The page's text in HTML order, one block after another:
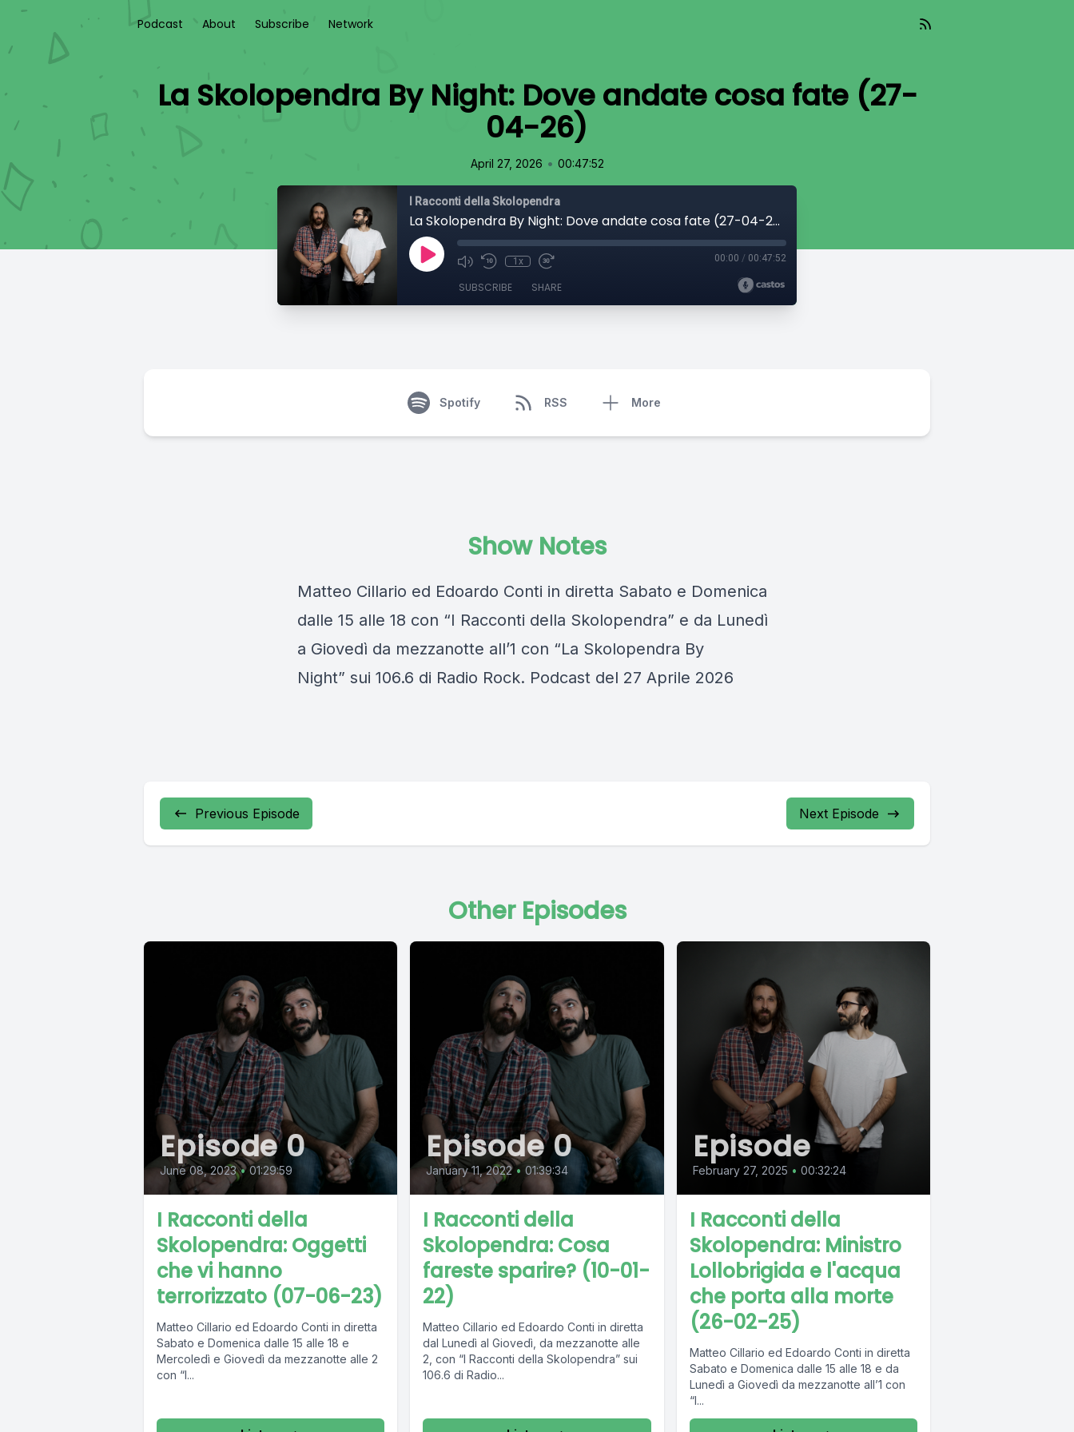
Podcast About Subscribe Network
La Skolopendra By Night: Dove andate cosa fate (27-
04-26)
April 27, 2026 • 00:47:52
I Racconti della Skolopendra
La Skolopendra By Night: Dove andate cosa fate (27-04-26)
1x 00:00 / 00:47:52
SUBSCRIBE SHARE
Spotify RSS More
Show Notes
Matteo Cillario ed Edoardo Conti in diretta Sabato e Domenica
dalle 15 alle 18 con “I Racconti della Skolopendra” e da Lunedì
a Giovedì da mezzanotte all’1 con “La Skolopendra By
Night” sui 106.6 di Radio Rock. Podcast del 27 Aprile 2026
Previous Episode Next Episode
Other Episodes
Episode 0
June 08, 2023 • 01:29:59
I Racconti della
Skolopendra: Oggetti
che vi hanno
terrorizzato (07-06-23)
Matteo Cillario ed Edoardo Conti in diretta
Sabato e Domenica dalle 15 alle 18 e
Mercoledì e Giovedì da mezzanotte alle 2
con “I...
Episode 0
January 11, 2022 • 01:39:34
I Racconti della
Skolopendra: Cosa
fareste sparire? (10-01-
22)
Matteo Cillario ed Edoardo Conti in diretta
dal Lunedì al Giovedì, da mezzanotte alle
2, con “I Racconti della Skolopendra” sui
106.6 di Radio...
Episode
February 27, 2025 • 00:32:24
I Racconti della
Skolopendra: Ministro
Lollobrigida e l'acqua
che porta alla morte
(26-02-25)
Matteo Cillario ed Edoardo Conti in diretta
Sabato e Domenica dalle 15 alle 18 e da
Lunedì a Giovedì da mezzanotte all’1 con
“I...